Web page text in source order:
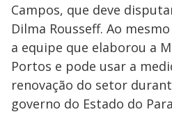
Campos, que deve
Dilma Rousseff. Ao
a equipe que elaborou a
Portos e pode usar a
renovação do setor
governo do Estado do